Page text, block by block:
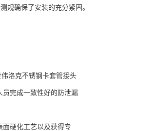
规确保了安装的充分紧固。
洛克不锈钢卡套管接头
员完成一致性好的防泄漏
硬化工艺以及获得专